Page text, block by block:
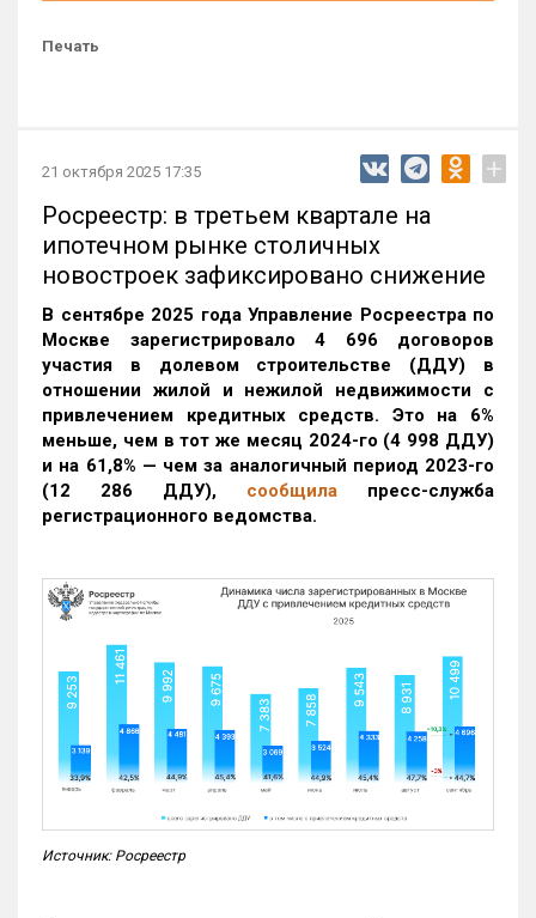
Печать
21 октября 2025 17:35 +
Росреестр: в третьем квартале на
ипотечном рынке столичных
новостроек зафиксировано снижение
В сентябре 2025 года Управление Росреестра по
Москве зарегистрировало 4 696 договоров
участия в долевом строительстве (ДДУ) в
отношении жилой и нежилой недвижимости с
привлечением кредитных средств. Это на 6%
меньше, чем в тот же месяц 2024-го (4 998 ДДУ)
и на 61,8% — чем за аналогичный период 2023-го
(12 286 ДДУ), сообщила пресс-служба
регистрационного ведомства.
Источник: Росреестр